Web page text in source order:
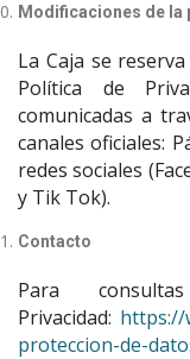
Modificaciones de la
La Caja se
Política de
comunicadas a
canales oficiales:
redes sociales
y Tik Tok).
Contacto
Para
Privacidad: https://
proteccion-de-